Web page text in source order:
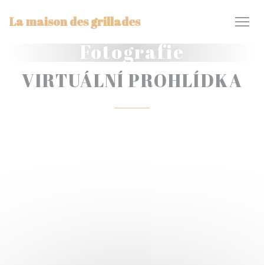
La maison des grillades
Fotografie
VIRTUÁLNÍ PROHLÍDKA